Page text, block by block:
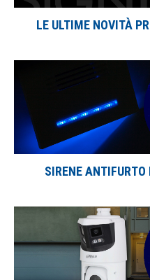
LE ULTIME NOVITÀ
SIRENE